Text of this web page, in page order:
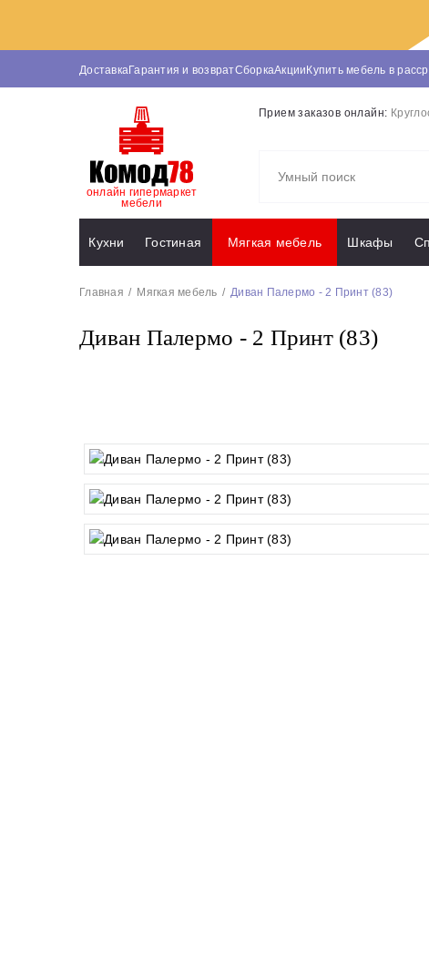
ДоставкаГарантия и возвратСборкаАкцииКупить мебель в
онлайн гипермаркет
мебели
Прием заказов онлайн:
Кухни Гостиная Мягкая мебель Шкафы
Главная Мягкая мебель Диван Палермо - 2 Принт (83)
Диван Палермо - 2 Принт (83)